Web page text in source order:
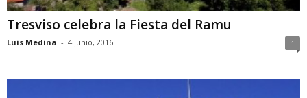
Tresviso celebra la Fiesta del Ramu
Luis Medina - 4 junio, 2016 1